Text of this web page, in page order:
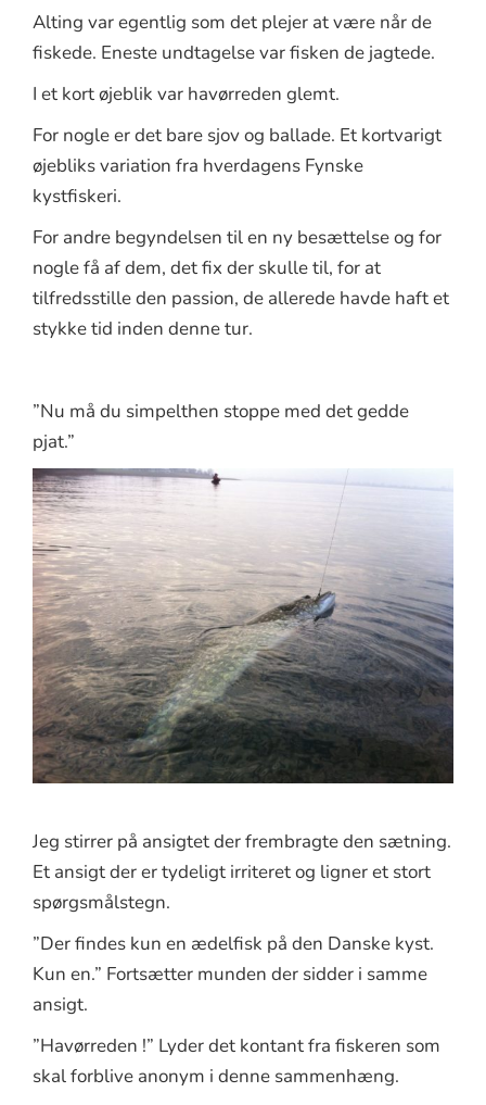
Alting var egentlig som det plejer at være når de
fiskede. Eneste undtagelse var fisken de jagtede.
I et kort øjeblik var havørreden glemt.
For nogle er det bare sjov og ballade. Et kortvarigt
øjebliks variation fra hverdagens Fynske
kystfiskeri.
For andre begyndelsen til en ny besættelse og for
nogle få af dem, det fix der skulle til, for at
tilfredsstille den passion, de allerede havde haft et
stykke tid inden denne tur.
”Nu må du simpelthen stoppe med det gedde
pjat.”
Jeg stirrer på ansigtet der frembragte den sætning.
Et ansigt der er tydeligt irriteret og ligner et stort
spørgsmålstegn.
”Der findes kun en ædelfisk på den Danske kyst.
Kun en.” Fortsætter munden der sidder i samme
ansigt.
”Havørreden !” Lyder det kontant fra fiskeren som
skal forblive anonym i denne sammenhæng.